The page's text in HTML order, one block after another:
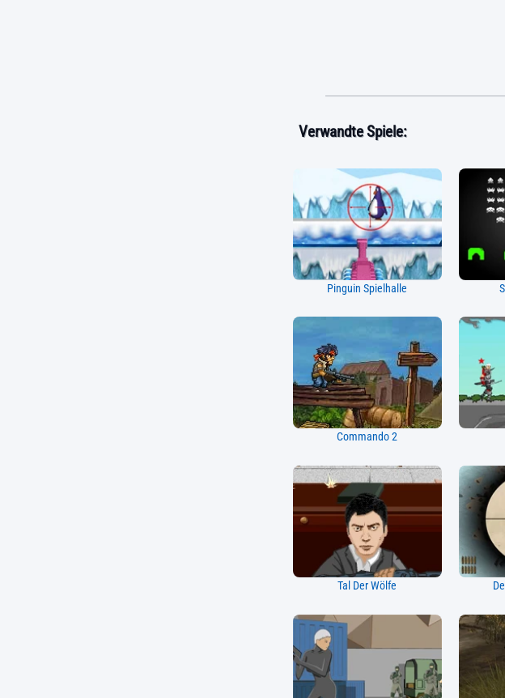
Verwandte Spiele:
Pinguin Spielhalle
Commando 2
Tal Der Wölfe